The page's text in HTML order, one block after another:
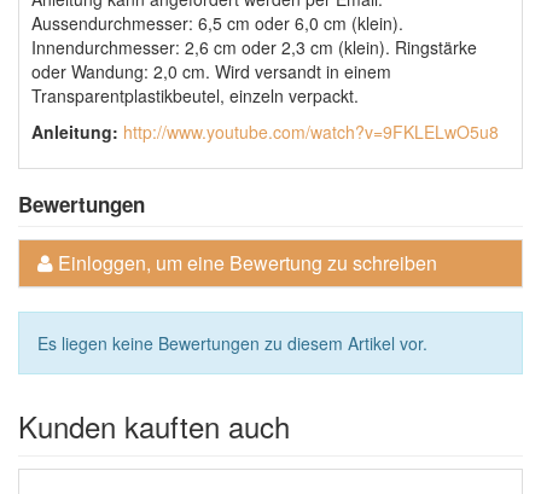
Aussendurchmesser: 6,5 cm oder 6,0 cm (klein).
Innendurchmesser: 2,6 cm oder 2,3 cm (klein). Ringstärke
oder Wandung: 2,0 cm. Wird versandt in einem
Transparentplastikbeutel, einzeln verpackt.
Anleitung: http://www.youtube.com/watch?v=9FKLELwO5u8
Bewertungen
Einloggen, um eine Bewertung zu schreiben
Es liegen keine Bewertungen zu diesem Artikel vor.
Kunden kauften auch